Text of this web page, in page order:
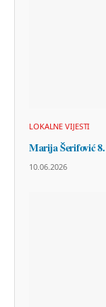
LOKALNE VIJESTI
Marija Šerifović
10.06.2026